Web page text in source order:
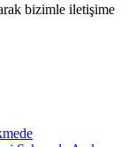
bizimle iletişime